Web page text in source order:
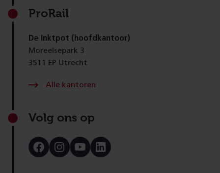
ProRail
De Inktpot (hoofdkantoor)
Moreelsepark 3
3511 EP Utrecht
Alle kantoren
Volg ons op
Bezoek
onze
Bezoek
onze
Bezoek
onze
Bezoek
onze